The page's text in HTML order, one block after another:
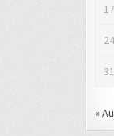
17
24
31
«